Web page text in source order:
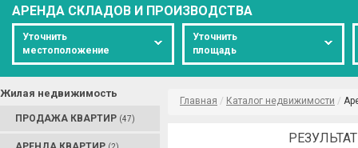
АРЕНДА СКЛАДОВ И ПРОИЗВОДСТВА
Уточнить
местоположение
Уточнить
площадь
Жилая недвижимость
ПРОДАЖА КВАРТИР (47)
Главная / Каталог недвижимости /